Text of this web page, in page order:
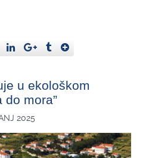
u ekološkom
do mora”
2025